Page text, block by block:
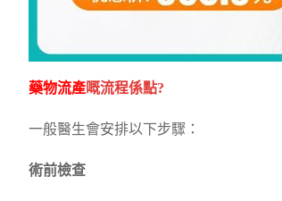
藥物流產嘅流程係點?
一般醫生會安排以下步驟：
術前檢查